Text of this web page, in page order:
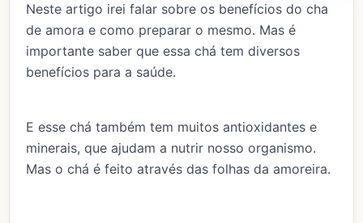
Neste artigo irei falar sobre os benefícios do cha
de amora e como preparar o mesmo. Mas é
importante saber que essa chá tem diversos
benefícios para a saúde.
E esse chá também tem muitos antioxidantes e
minerais, que ajudam a nutrir nosso organismo.
Mas o chá é feito através das folhas da amoreira.